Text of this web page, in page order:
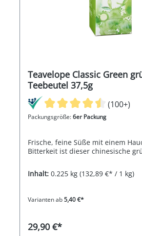
Teavelope Classic Green
Teebeutel 37,5g
(100+)
Packungsgröße:6er Packung
Frische, feine Süße mit einem
Bitterkeit ist dieser chinesische
Inhalt: 0.225 kg (132,89 €* / 1 kg)
Varianten ab5,40 €*
29,90 €*